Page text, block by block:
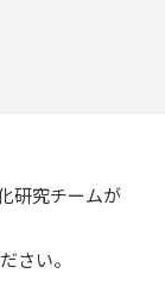
研究チームが
さい。